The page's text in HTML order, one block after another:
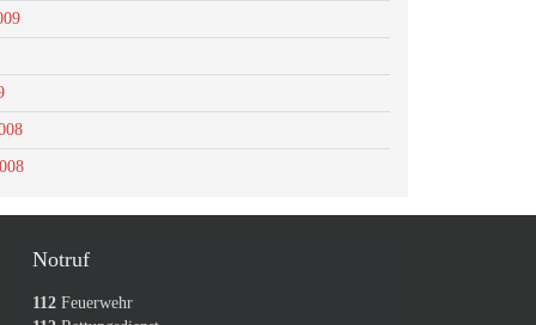
Notruf
112Feuerwehr